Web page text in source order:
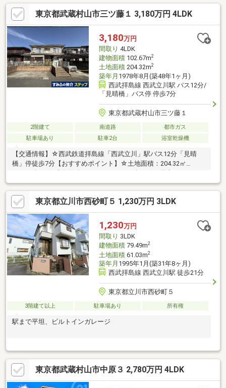
は小さなお子様に大活躍の和室付☆お料理しながらお洗濯、忙し
いママには嬉しい集中した水回りの動線☆火を使わないオール電
化の家、ＩＨクッキングヒーターで空気もきれい♪☆キャンプ用
品もしまえる多趣味なご家族に嬉しい屋根裏収納♪☆リビングで
くつろぐ家族とお話ししながらお料理出来る対面式のキッチンで
す♪
東京都武蔵村山市三ツ藤１ 3,180万円 4LDK
3,180万円
間取り 4LDK
建物面積102.67m2
土地面積204.32m2
築年月 1978年8月(築48年1ヶ月)
西武拝島線 西武立川駅 バス12分/
「見晴橋」バス停 停歩7分
東京都武蔵村山市三ツ藤１
2階建て 南道路
都市ガス
駐車場あり
駐車2台 浴室乾燥機
【交通情報】☆西武鉄道拝島線「西武立川」駅バス12分「見晴
橋」停徒歩7分【おすすめポイント】☆土地面積：204.32㎡
（61.80坪）☆建物面積：102.67㎡（31.05坪）☆2階建の4LDK☆
駐車スペース2台分有(車種による)☆建ぺい率40％／容積率80％☆
前面道路幅員 南側約6.0m☆閑静な住宅街
東京都立川市西砂町５ 1,230万円 3LDK
1,230万円
間取り 3LDK
建物面積79.49m2
土地面積61.03m2
築年月 1995年1月(築31年8ヶ月)
西武拝島線 西武立川駅 徒歩21分
東京都立川市西砂町５
3階建て以上 駐車場あり 所有権
駅まで平坦、ビルトインガレージ
東京都武蔵村山市中原３ 2,780万円 4LDK